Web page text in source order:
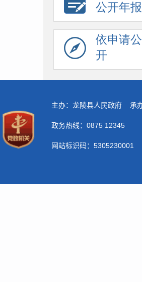
公开年报
依申请公
开